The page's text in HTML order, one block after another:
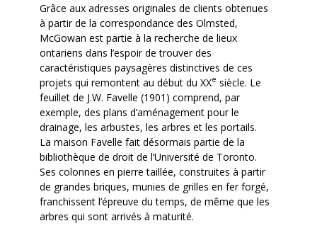
Grâce aux adresses originales de clients obtenues
à partir de la correspondance des Olmsted,
McGowan est partie à la recherche de lieux
ontariens dans l’espoir de trouver des
caractéristiques paysagères distinctives de ces
projets qui remontent au début du XXe siècle. Le
feuillet de J.W. Favelle (1901) comprend, par
exemple, des plans d’aménagement pour le
drainage, les arbustes, les arbres et les portails.
La maison Favelle fait désormais partie de la
bibliothèque de droit de l’Université de Toronto.
Ses colonnes en pierre taillée, construites à partir
de grandes briques, munies de grilles en fer forgé,
franchissent l’épreuve du temps, de même que les
arbres qui sont arrivés à maturité.